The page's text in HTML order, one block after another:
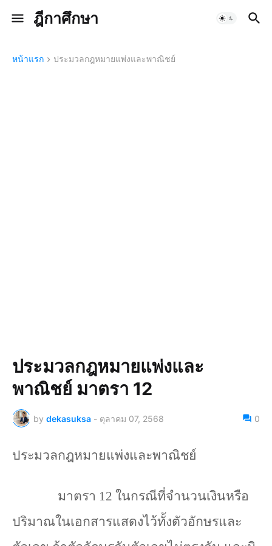
ฎีกาศึกษา
หน้าแรก ประมวลกฎหมายแพ่งและพาณิชย์
ประมวลกฎหมายแพ่งและ
พาณิชย์ มาตรา 12
by dekasuksa - ตุลาคม 07, 2568 0
ประมวลกฎหมายแพ่งและพาณิชย์
มาตรา 12 ในกรณีที่จำนวนเงินหรือ
ปริมาณในเอกสารแสดงไว้ทั้งตัวอักษรและ